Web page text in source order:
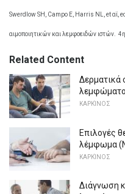
Swerdlow SH, Campo Ε, Harris NL, et αϊ,
αιμοποιητικών και λεμφοειδών ιστών.
Related Content
Δερματικά
ΚΑΡΚΊΝΟΣ
Επιλογές
λέμφωμα
ΚΑΡΚΊΝΟΣ
Διάγνωση